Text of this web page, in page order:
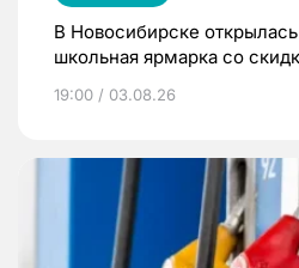
В Новосибирске
школьная ярмарка со
19:00 / 03.08.26